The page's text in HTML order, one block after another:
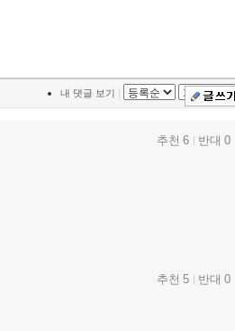
내 댓글 보기
추천 6 반대 0
추천 5 반대 0